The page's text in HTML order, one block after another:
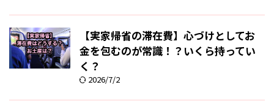
【実家帰省の滞在費】心づけとしてお
金を包むのが常識！？いくら持ってい
く？
2026/7/2